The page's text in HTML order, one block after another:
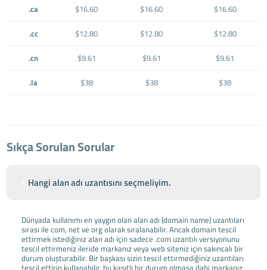
.ca $16.60 $16.60 $16.60
.cc $12.80 $12.80 $12.80
.cn $9.61 $9.61 $9.61
.la $38 $38 $38
Sıkça Sorulan Sorular
Hangi alan adı uzantısını seçmeliyim.
Dünyada kullanımı en yaygın olan alan adı (domain name) uzantıları
sırası ile com, net ve org olarak sıralanabilir. Ancak domain tescil
ettirmek istediğiniz alan adı için sadece .com uzantılı versiyonunu
tescil ettirmeniz ileride markanız veya web siteniz için sakıncalı bir
durum oluşturabilir. Bir başkası sizin tescil ettirmediğiniz uzantıları